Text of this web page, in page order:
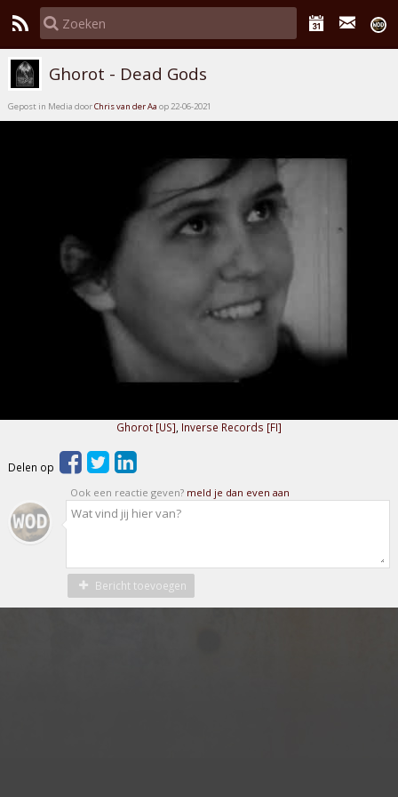
Ghorot - Dead Gods
Gepost in Media doorChris van der Aa op 22-06-2021
Ghorot [US] Inverse Records [FI]
Delen op
Ook een reactie geven? meld je dan even aan
Bericht toevoegen